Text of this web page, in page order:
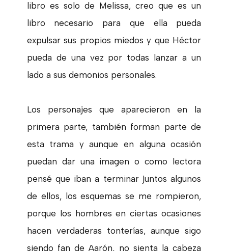
libro es solo de Melissa, creo que es un
libro necesario para que ella pueda
expulsar sus propios miedos y que Héctor
pueda de una vez por todas lanzar a un
lado a sus demonios personales.
Los personajes que aparecieron en la
primera parte, también forman parte de
esta trama y aunque en alguna ocasión
puedan dar una imagen o como lectora
pensé que iban a terminar juntos algunos
de ellos, los esquemas se me rompieron,
porque los hombres en ciertas ocasiones
hacen verdaderas tonterías, aunque sigo
siendo fan de Aarón, no sienta la cabeza